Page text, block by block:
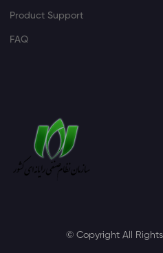
Product Support
FAQ
© Copyright All